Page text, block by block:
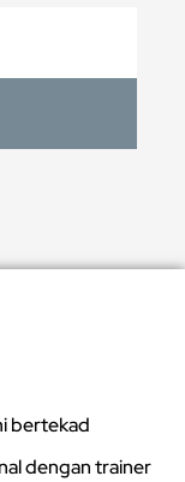
bertekad
dengan trainer